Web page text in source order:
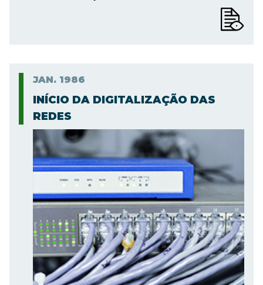
JAN. 1986
INÍCIO DA DIGITALIZAÇÃO DAS
REDES